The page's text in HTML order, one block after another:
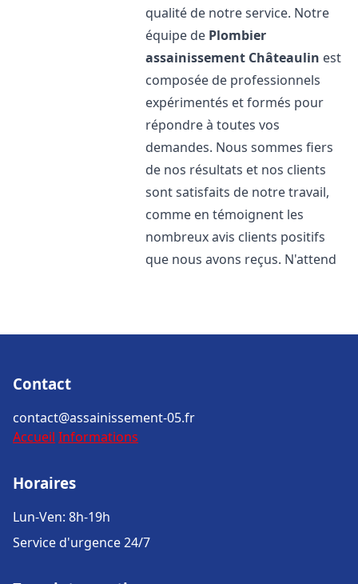
qualité de notre service. Notre
équipe de Plombier
assainissement Châteaulin est
composée de professionnels
expérimentés et formés pour
répondre à toutes vos
demandes. Nous sommes fiers
de nos résultats et nos clients
sont satisfaits de notre travail,
comme en témoignent les
nombreux avis clients positifs
que nous avons reçus. N'attend
Contact
contact@assainissement-05.fr
Accueil Informations
Horaires
Lun-Ven: 8h-19h
Service d'urgence 24/7